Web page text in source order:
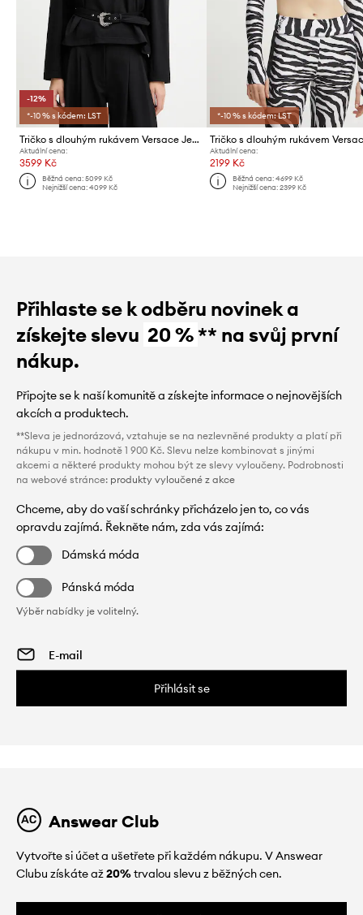
-12%
*-10 % s kódem: LST
Tričko s dlouhým rukávem Versace Jeans Couture
Aktuální cena:
3599 Kč
Běžná cena:5099 Kč
Nejnižší cena:4099 Kč
*-10 % s kódem: LST
Aktuální cena:
2199 Kč
Běžná cena: 4699 Kč
Nejnižší cena: 2399 Kč
Přihlaste se k odběru novinek a
získejte slevu 20 %** na svůj první
nákup.
Připojte se k naší komunitě a získejte informace o nejnovějších
akcích a produktech.
**Sleva je jednorázová, vztahuje se na nezlevněné produkty a platí při
nákupu v min. hodnotě 1 900 Kč. Slevu nelze kombinovat s jinými
akcemi a některé produkty mohou být ze slevy vyloučeny. Podrobnosti
na webové stránce: produkty vyloučené z akce
Chceme, aby do vaší schránky přicházelo jen to, co vás
opravdu zajímá. Řekněte nám, zda vás zajímá:
Dámská móda
Pánská móda
Výběr nabídky je volitelný.
Přihlásit se
Answear Club
Vytvořte si účet a ušetřete při každém nákupu. V Answear
Clubu získáte až20%trvalou slevu z běžných cen.